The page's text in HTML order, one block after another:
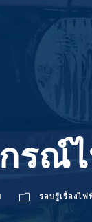
รณ์
รอบรู้เรื่องไฟ